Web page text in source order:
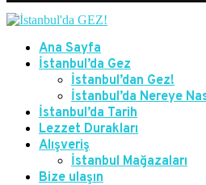
Ana Sayfa
İstanbul’da Gez
İstanbul’dan Gez!
İstanbul’da Nereye
İstanbul’da Tarih
Lezzet Durakları
Alışveriş
İstanbul Mağazaları
Bize ulaşın